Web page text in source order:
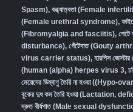
Spasm), বন্ধ্যাত্বতা (Female
(Female urethral syndrome),
(Fibromyalgia and fasciitis),
disturbance), গেঁটেবাত (Gouty
virus carrier status), হারপিস
(human (alpha) herpes virus 3,
মেয়েদের ডিম্বাণু তৈরি না হওয়া ((Hypo-
বুকের দুধ কম তৈরি হওয়া (Lactation,
দ্রুত বীর্যপাত (Male sexual